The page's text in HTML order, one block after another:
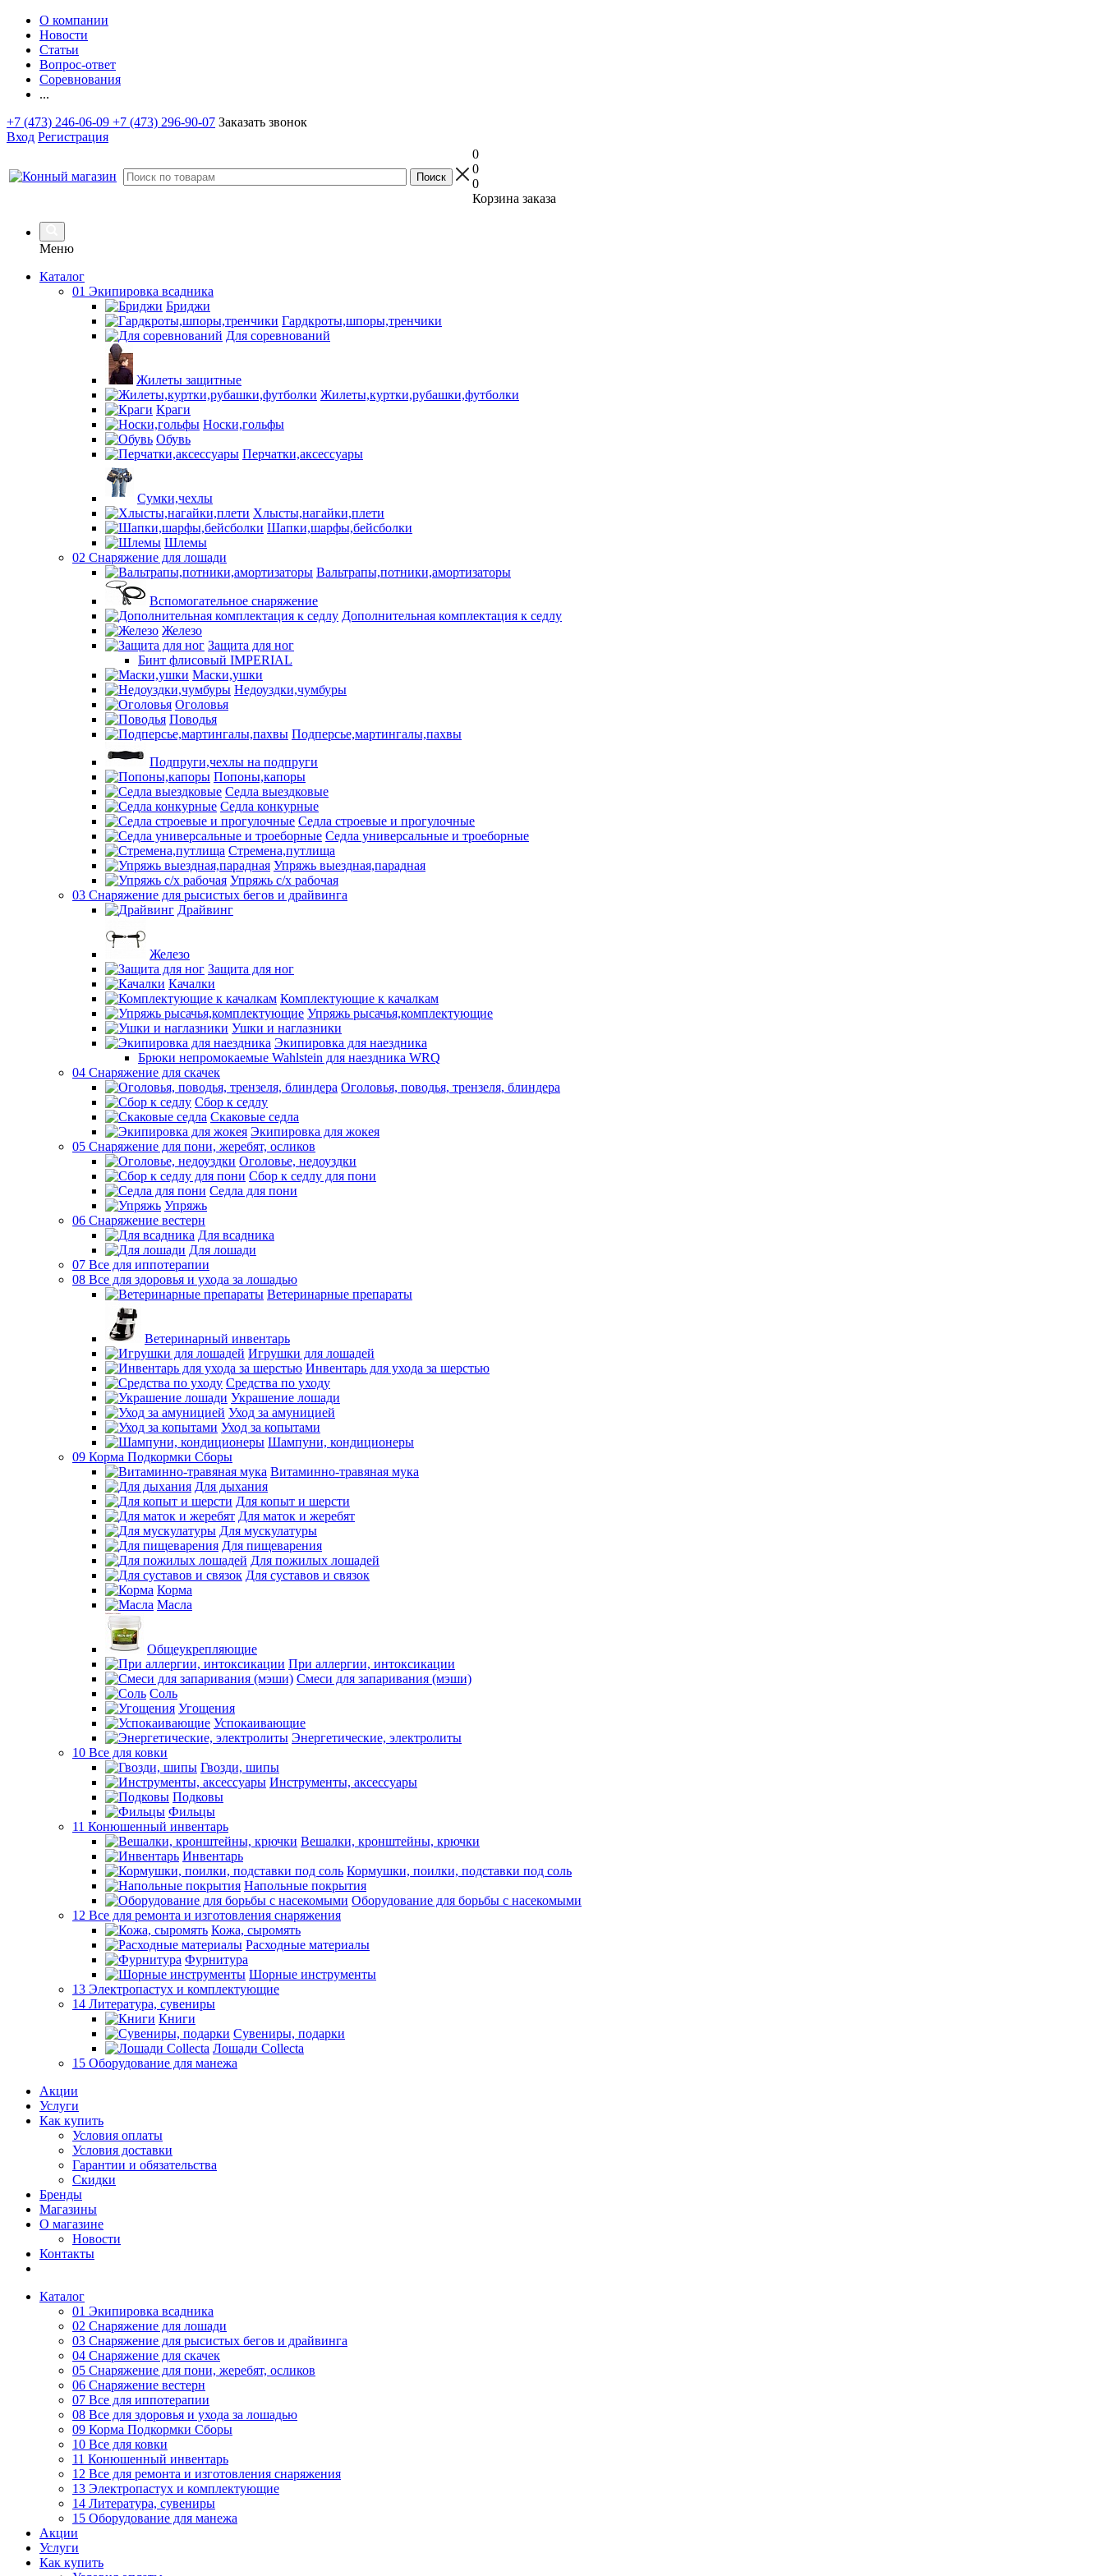
О компании
Новости
Статьи
Вопрос-ответ
Соревнования
...
+7 (473) 246-06-09 +7 (473) 296-90-07 Заказать звонок
Вход Регистрация
0
0
0
Корзина заказа
Меню
Каталог
01 Экипировка всадника
Бриджи
Гардкроты,шпоры,тренчики
Для соревнований
Жилеты защитные
Жилеты,куртки,рубашки,футболки
Краги
Носки,гольфы
Обувь
Перчатки,аксессуары
Сумки,чехлы
Хлысты,нагайки,плети
Шапки,шарфы,бейсболки
Шлемы
02 Снаряжение для лошади
Вальтрапы,потники,амортизаторы
Вспомогательное снаряжение
Дополнительная комплектация к седлу
Железо
Защита для ног
Бинт флисовый IMPERIAL
Маски,ушки
Недоуздки,чумбуры
Оголовья
Поводья
Подперсье,мартингалы,пахвы
Подпруги,чехлы на подпруги
Попоны,капоры
Седла выездковые
Седла конкурные
Седла строевые и прогулочные
Седла универсальные и троеборные
Стремена,путлища
Упряжь выездная,парадная
Упряжь с/х рабочая
03 Снаряжение для рысистых бегов и драйвинга
Драйвинг
Железо
Защита для ног
Качалки
Комплектующие к качалкам
Упряжь рысачья,комплектующие
Ушки и наглазники
Экипировка для наездника
Брюки непромокаемые Wahlstein для наездника WRQ
04 Снаряжение для скачек
Оголовья, поводья, трензеля, блиндера
Сбор к седлу
Скаковые седла
Экипировка для жокея
05 Снаряжение для пони, жеребят, осликов
Оголовье, недоуздки
Сбор к седлу для пони
Седла для пони
Упряжь
06 Снаряжение вестерн
Для всадника
Для лошади
07 Все для иппотерапии
08 Все для здоровья и ухода за лошадью
Ветеринарные препараты
Ветеринарный инвентарь
Игрушки для лошадей
Инвентарь для ухода за шерстью
Средства по уходу
Украшение лошади
Уход за амуницией
Уход за копытами
Шампуни, кондиционеры
09 Корма Подкормки Сборы
Витаминно-травяная мука
Для дыхания
Для копыт и шерсти
Для маток и жеребят
Для мускулатуры
Для пищеварения
Для пожилых лошадей
Для суставов и связок
Корма
Масла
Общеукрепляющие
При аллергии, интоксикации
Смеси для запаривания (мэши)
Соль
Угощения
Успокаивающие
Энергетические, электролиты
10 Все для ковки
Гвозди, шипы
Инструменты, аксессуары
Подковы
Фильцы
11 Конюшенный инвентарь
Вешалки, кронштейны, крючки
Инвентарь
Кормушки, поилки, подставки под соль
Напольные покрытия
Оборудование для борьбы с насекомыми
12 Все для ремонта и изготовления снаряжения
Кожа, сыромять
Расходные материалы
Фурнитура
Шорные инструменты
13 Электропастух и комплектующие
14 Литература, сувениры
Книги
Сувениры, подарки
Лошади Collecta
15 Оборудование для манежа
Акции
Услуги
Как купить
Условия оплаты
Условия доставки
Гарантии и обязательства
Скидки
Бренды
Магазины
О магазине
Новости
Контакты
Каталог
01 Экипировка всадника
02 Снаряжение для лошади
03 Снаряжение для рысистых бегов и драйвинга
04 Снаряжение для скачек
05 Снаряжение для пони, жеребят, осликов
06 Снаряжение вестерн
07 Все для иппотерапии
08 Все для здоровья и ухода за лошадью
09 Корма Подкормки Сборы
10 Все для ковки
11 Конюшенный инвентарь
12 Все для ремонта и изготовления снаряжения
13 Электропастух и комплектующие
14 Литература, сувениры
15 Оборудование для манежа
Акции
Услуги
Как купить